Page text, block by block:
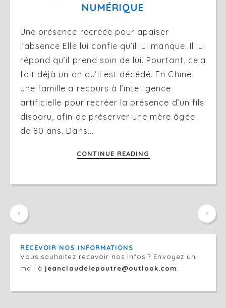
NUMÉRIQUE
Une présence recréée pour apaiser
l’absence Elle lui confie qu’il lui manque. Il lui
répond qu’il prend soin de lui. Pourtant, cela
fait déjà un an qu’il est décédé. En Chine,
une famille a recours à l’intelligence
artificielle pour recréer la présence d’un fils
disparu, afin de préserver une mère âgée
de 80 ans. Dans...
CONTINUE READING
RECEVOIR NOS INFORMATIONS
Vous souhaitez recevoir nos infos ? Envoyez un
mail à jeanclaudelepoutre@outlook.com